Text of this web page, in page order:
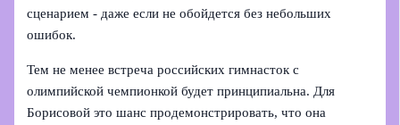
сценарием - даже если не обойдется без небольших
ошибок.
Тем не менее встреча российских гимнасток с
олимпийской чемпионкой будет принципиальна. Для
Борисовой это шанс продемонстрировать, что она